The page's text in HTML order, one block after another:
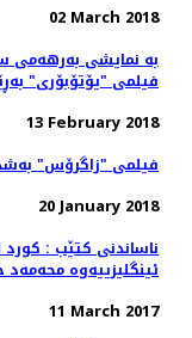
02 March 2018
بە نمایشی بەرهەمی
فیلمی "یۆتۆبۆری"
13 February 2018
فیلمی "زاگرۆس"
20 January 2018
ناساندنی کتێب :
ئینگلیزییەوە
11 March 2017